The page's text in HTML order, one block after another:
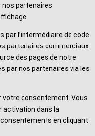
nos partenaires
par l’intermédiaire de code
partenaires commerciaux
des pages de notre
par nos partenaires via les
votre consentement. Vous
activation dans la
en cliquant